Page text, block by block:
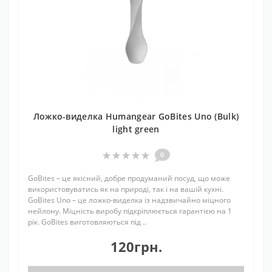
Ложко-виделка Humangear GoBites Uno (Bulk)
light green
0
GoBites – це якісний, добре продуманий посуд, що може
використовуватись як на природі, так і на вашій кухні.
GoBites Uno – це ложко-виделка із надзвичайно міцного
нейлону. Міцність виробу підкріплюється гарантією на 1
рік. GoBites виготовляються під ..
120грн.